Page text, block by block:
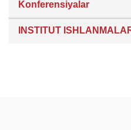
Konferensiyalar
INSTITUT